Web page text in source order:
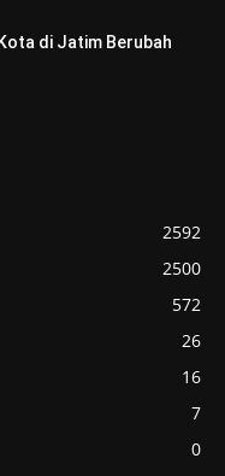
di Jatim Berubah
2592
2500
572
26
16
7
0